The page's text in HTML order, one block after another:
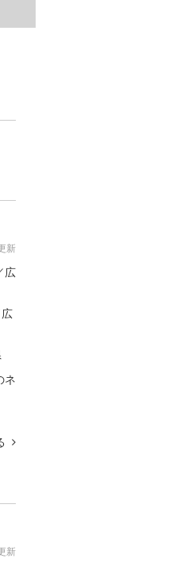
新
広
ネ
新